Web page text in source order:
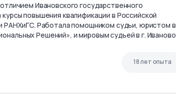
Ивановского государственного
повышения квалификации в Российской
РАНХиГС. Работала помощником судьи, юристом в
Решений», и мировым судьей в г. Иваново
18 лет опыта